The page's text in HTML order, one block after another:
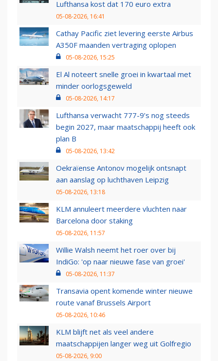
Lufthansa kost dat 170 euro extra
05-08-2026, 16:41
Cathay Pacific ziet levering eerste Airbus
A350F maanden vertraging oplopen
05-08-2026, 15:25
El Al noteert snelle groei in kwartaal met
minder oorlogsgeweld
05-08-2026, 14:17
Lufthansa verwacht 777-9’s nog steeds
begin 2027, maar maatschappij heeft ook
plan B
05-08-2026, 13:42
Oekraïense Antonov mogelijk ontsnapt
aan aanslag op luchthaven Leipzig
05-08-2026, 13:18
KLM annuleert meerdere vluchten naar
Barcelona door staking
05-08-2026, 11:57
Willie Walsh neemt het roer over bij
IndiGo: 'op naar nieuwe fase van groei'
05-08-2026, 11:37
Transavia opent komende winter nieuwe
route vanaf Brussels Airport
05-08-2026, 10:46
KLM blijft net als veel andere
maatschappijen langer weg uit Golfregio
05-08-2026, 9:00